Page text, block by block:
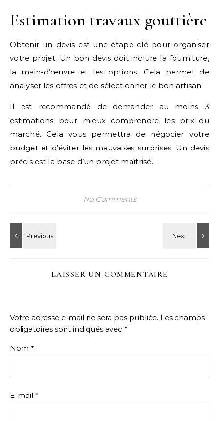
Estimation travaux gouttière
Obtenir un devis est une étape clé pour organiser
votre projet. Un bon devis doit inclure la fourniture,
la main-d’œuvre et les options. Cela permet de
analyser les offres et de sélectionner le bon artisan.
Il est recommandé de demander au moins 3
estimations pour mieux comprendre les prix du
marché. Cela vous permettra de négocier votre
budget et d’éviter les mauvaises surprises. Un devis
précis est la base d’un projet maîtrisé.
No Comments
LAISSER UN COMMENTAIRE
Votre adresse e-mail ne sera pas publiée. Les champs
obligatoires sont indiqués avec *
Nom *
E-mail *